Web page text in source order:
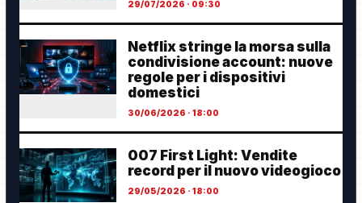
29/07/2026 · 09:30
Netflix stringe la morsa sulla
condivisione account: nuove
regole per i dispositivi
domestici
30/06/2026 · 18:00
007 First Light: Vendite
record per il nuovo videogioco
29/05/2026 · 18:00